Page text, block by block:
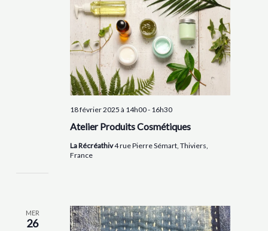
Atelier Produits Cosmétiques
18 février 2025 à 14h00- 16h30
La Récréathiv4 rue Pierre Sémart, Thiviers,
France
MER
26